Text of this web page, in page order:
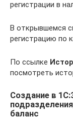
регистрации в
В открывшемся
регистрацию по
По ссылке
посмотреть
Создание в
баланс